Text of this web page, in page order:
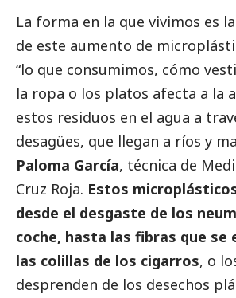
La forma en la que vivimos es
de este aumento de
“lo que consumimos, cómo
la ropa o los platos afecta a la
estos residuos en el agua a
desagües, que llegan a ríos y
Paloma García, técnica de
Cruz Roja. Estos
desde el desgaste de los
coche, hasta las fibras que se
las colillas de los cigarros, o
desprenden de los desechos